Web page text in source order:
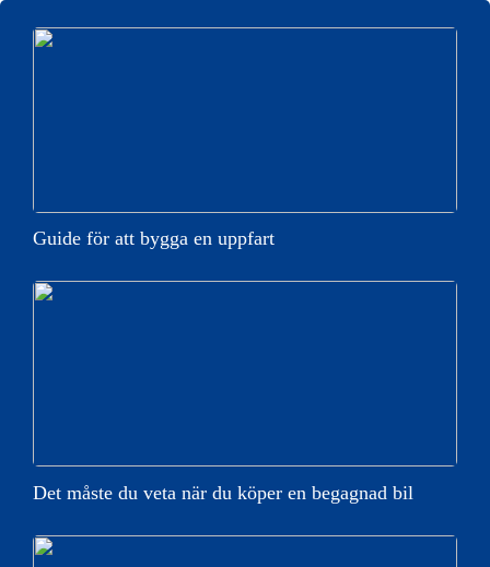
Guide för att bygga en uppfart
Det måste du veta när du köper en begagnad bil